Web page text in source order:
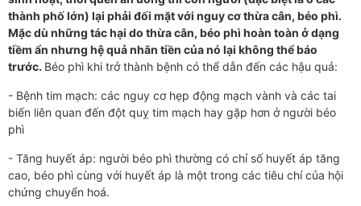
thành phố lớn) lại phải đối mặt với nguy cơ thừa cân, béo phì.
Mặc dù những tác hại do thừa cân, béo phì hoàn toàn ở dạng
tiềm ẩn nhưng hệ quả nhãn tiền của nó lại không thể báo
trước. Béo phì khi trở thành bệnh có thể dẫn đến các hậu quả:
- Bệnh tim mạch: các nguy cơ hẹp động mạch vành và các tai
biến liên quan đến đột quỵ tim mạch hay gặp hơn ở người béo
phì
- Tăng huyết áp: người béo phì thường có chỉ số huyết áp tăng
cao, béo phì cùng với huyết áp là một trong các tiêu chí của hội
chứng chuyển hoá.